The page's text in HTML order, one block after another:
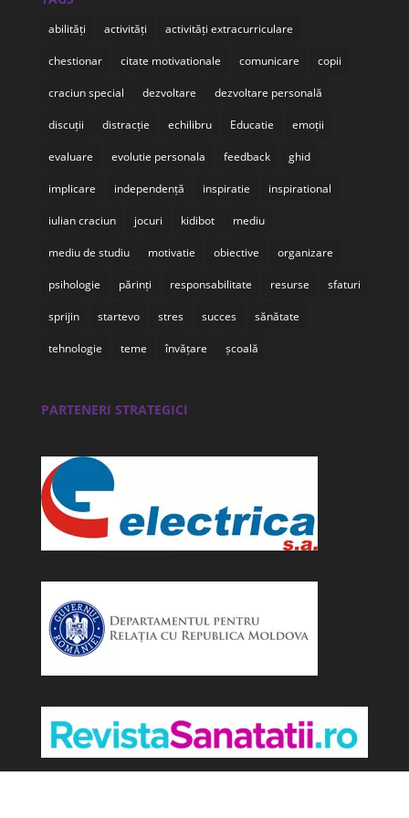
abilități activități activități extracurriculare
chestionar citate motivationale comunicare copii
craciun special dezvoltare dezvoltare personală
discuții distracție echilibru Educatie emoții
evaluare evolutie personala feedback ghid
implicare independență inspiratie inspirational
iulian craciun jocuri kidibot mediu
mediu de studiu motivatie obiective organizare
psihologie părinți responsabilitate resurse sfaturi
sprijin startevo stres succes sănătate
tehnologie teme învățare școală
PARTENERI STRATEGICI